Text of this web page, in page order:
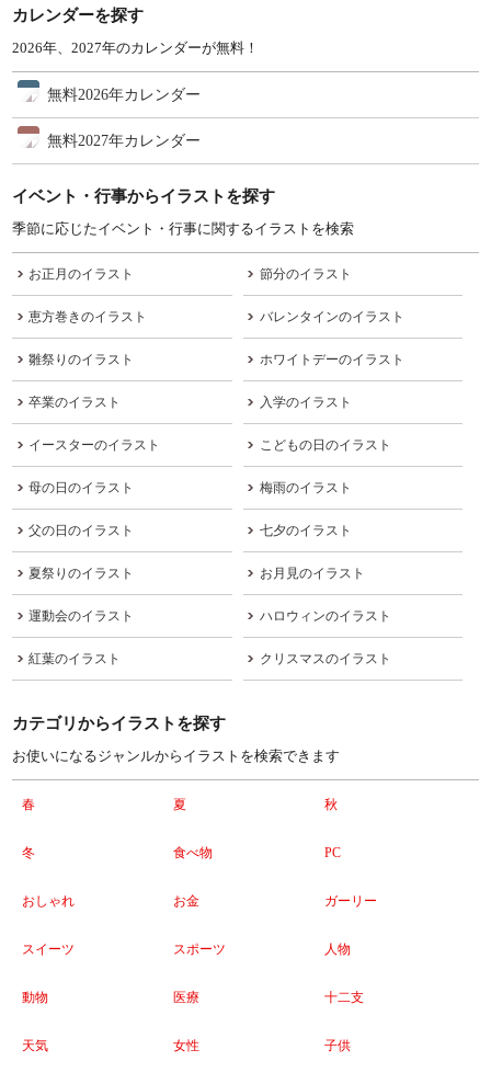
カレンダーを探す
2026年、2027年のカレンダーが無料！
無料2026年カレンダー
無料2027年カレンダー
イベント・行事からイラストを探す
季節に応じたイベント・行事に関するイラストを検索
お正月のイラスト 節分のイラスト
恵方巻きのイラスト バレンタインのイラスト
雛祭りのイラスト ホワイトデーのイラスト
卒業のイラスト 入学のイラスト
イースターのイラスト こどもの日のイラスト
母の日のイラスト 梅雨のイラスト
父の日のイラスト 七夕のイラスト
夏祭りのイラスト お月見のイラスト
運動会のイラスト ハロウィンのイラスト
紅葉のイラスト クリスマスのイラスト
カテゴリからイラストを探す
お使いになるジャンルからイラストを検索できます
春 夏 秋
冬 食べ物 PC
おしゃれ お金 ガーリー
スイーツ スポーツ 人物
動物 医療 十二支
天気 女性 子供